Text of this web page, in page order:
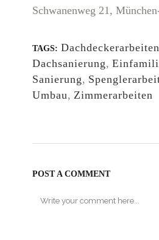
Schwanenweg 21,
TAGS: Dachdeckerarbeiten
Dachsanierung,
Sanierung,
Umbau, Zimmerarbeiten
POST A COMMENT